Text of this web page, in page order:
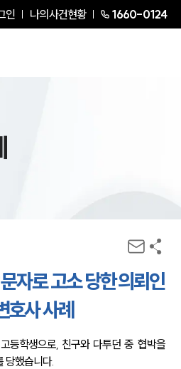
인 나의사건현황 1660-0124
자로 고소 당한 의뢰인
호사 사례
등학생으로, 친구와 다투던 중 협박을
당했습니다.